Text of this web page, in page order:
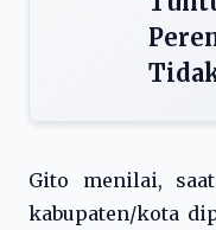
Gito menilai,
kabupaten/kota